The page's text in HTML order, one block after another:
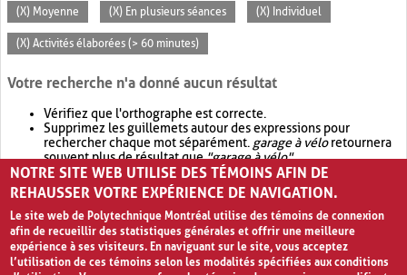
(X) Moyenne (X) En plusieurs séances (X) Individuel
(X) Activités élaborées (> 60 minutes)
Votre recherche n'a donné aucun résultat
Vérifiez que l'orthographe est correcte.
Supprimez les guillemets autour des expressions pour
rechercher chaque mot séparément. garage à véloretournera
souvent plus de résultat que"garage à vélo".
Envisagez d'élargir votre recherche avec OR.garage OR vélo
retournera souvent plus de résultat quegarage à vélo
NOTRE SITE WEB UTILISE DES TÉMOINS AFIN DE
REHAUSSER VOTRE EXPÉRIENCE DE NAVIGATION.
Le site web de Polytechnique Montréal utilise des témoins de connexion
afin de recueillir des statistiques générales et offrir une meilleure
expérience à ses visiteurs. En naviguant sur le site, vous acceptez
l’utilisation de ces témoins selon les modalités spécifiées aux conditions